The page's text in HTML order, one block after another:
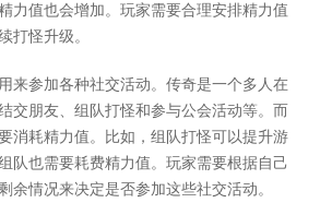
力值也会增加。玩家需要合理安排精力值
打怪升级。
来参加各种社交活动。传奇是一个多人在
交朋友、组队打怪和参与公会活动等。而
消耗精力值。比如，组队打怪可以提升游
队也需要耗费精力值。玩家需要根据自己
余情况来决定是否参加这些社交活动。